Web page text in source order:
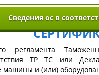
Сведения ос в
регламента
ТР ТС или
и (или)